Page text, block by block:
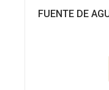
FUENTE DE